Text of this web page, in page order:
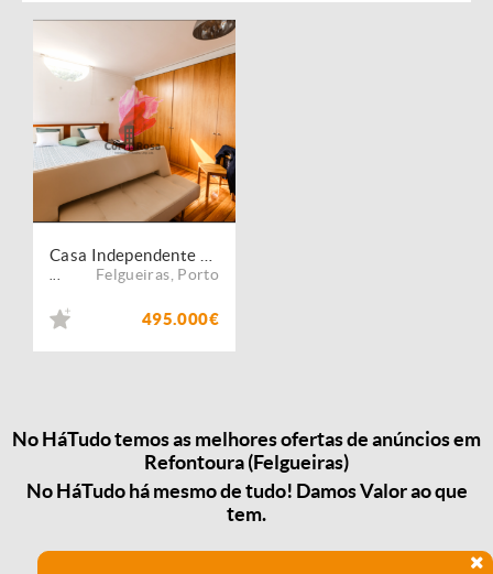
Felgueiras Porto
495.000€
No HáTudo temos as melhores ofertas de anúncios em
Refontoura (Felgueiras)
No HáTudo há mesmo de tudo! Damos Valor ao que
tem.